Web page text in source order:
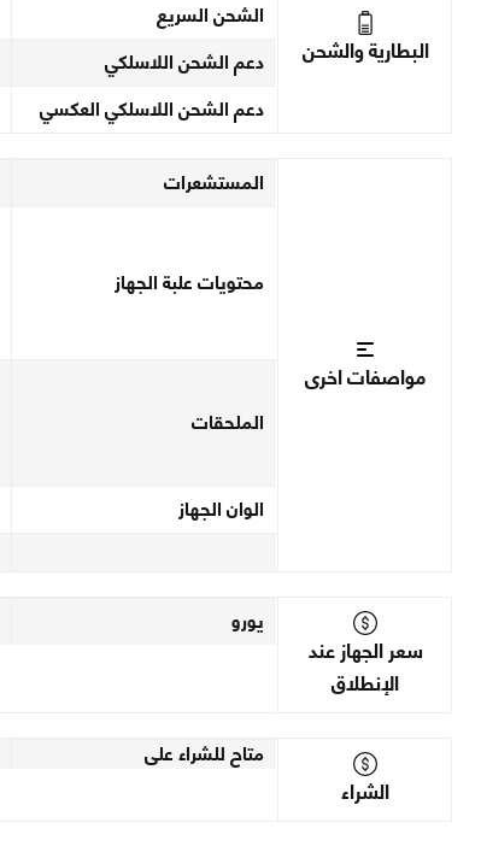
البطارية والشحن
الشحن السريع
دعم الشحن اللاسلكي
دعم الشحن اللاسلكي العكسي
مواصفات اخرى
المستشعرات
محتويات علبة الجهاز
الملحقات
الوان الجهاز
سعر الجهاز عند
الإنطلاق
يورو
الشراء
متاح للشراء على